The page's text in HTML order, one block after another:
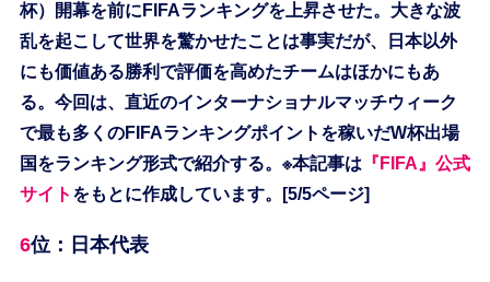
杯）開幕を前にFIFAランキングを上昇させた。大きな波
乱を起こして世界を驚かせたことは事実だが、日本以外
にも価値ある勝利で評価を高めたチームはほかにもあ
る。今回は、直近のインターナショナルマッチウィーク
で最も多くのFIFAランキングポイントを稼いだW杯出場
国をランキング形式で紹介する。※本記事は 『FIFA』公式
サイト をもとに作成しています。[5/5ページ]
6位：日本代表